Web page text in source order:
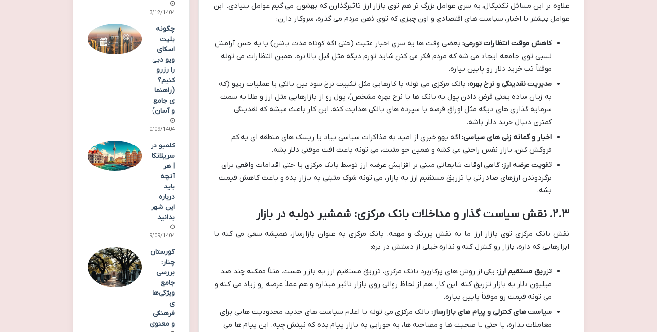
علاوه بر این مسائل تکنیکال، یه سری عوامل بزرگ تر هم توی بازار ارز تاثیرگذارن که بهشون می گیم عوامل بنیادی. این
عوامل بیشتر با اخبار، سیاست های اقتصادی و اون چیزی که توی ذهن مردم می گذره، سروکار دارن:
کاهش موقت انتظارات تورمی: بعضی وقت ها یه سری اخبار مثبت (حتی اگه کوتاه مدت باشن) یا یه حس آرامش
نسبی توی جامعه ایجاد می شه که مردم فکر می کنن شاید تورم دیگه مثل قبل بالا نره. همین انتظارات می تونه
موقتاً تب خرید دلار رو پایین بیاره.
مدیریت نقدینگی و نرخ بهره: بانک مرکزی می تونه با کارهایی مثل تثبیت نرخ سود بین بانکی یا عملیات ریپو (که
به زبان ساده یعنی قرض دادن پول به بانک ها با نرخ بهره مشخص)، پول رو از بازارهایی مثل ارز و طلا به سمت
سرمایه گذاری های دیگه مثل اوراق قرضه یا سپرده های بانکی هدایت کنه. این کار باعث میشه که نقدینگی
کمتری دنبال خرید دلار باشه.
اخبار و گمانه زنی های سیاسی: اگه یهو خبری از امید به مذاکرات سیاسی بیاد یا ریسک های منطقه ای یه کم
فروکش کنن، بازار نفس راحتی می کشه و همین جو مثبت، می تونه باعث افت موقتی دلار بشه.
تقویت عرضه ارز: گاهی اوقات شایعاتی مبنی بر افزایش عرضه ارز توسط بانک مرکزی یا حتی اقدامات واقعی برای
برگردوندن ارزهای صادراتی یا تزریق مستقیم ارز به بازار، می تونه شوک مثبتی به بازار بده و باعث کاهش قیمت
بشه.
۲.۳. نقش سیاست گذار و مداخلات بانک مرکزی: شمشیر دولبه در بازار
نقش بانک مرکزی توی بازار ارز ما یه نقش پررنگ و مهمه. بانک مرکزی به عنوان بازارساز، همیشه سعی می کنه با
ابزارهایی که داره، بازار رو کنترل کنه و نذاره خیلی از دستش در بره:
تزریق مستقیم ارز: یکی از روش های پرکاربرد بانک مرکزی، تزریق مستقیم ارز به بازار هست. مثلاً ممکنه چند صد
میلیون دلار به بازار تزریق کنه. این کار، هم از لحاظ روانی روی بازار تاثیر میذاره و هم عملاً عرضه رو زیاد می کنه و
می تونه قیمت رو موقتاً پایین بیاره.
سیاست های کنترلی و پیام های بازارساز: بانک مرکزی می تونه با اعلام سیاست های جدید، محدودیت هایی برای
معاملات بذاره، یا حتی با صحبت ها و مصاحبه ها، یه جورایی به بازار پیام بده که نیتش چیه. این پیام ها می
03/12/1404
چگونه
بلیت
اسکای
ویو دبی
را رزرو
کنیم؟
(راهنما
ی جامع
و آسان)
30/09/1404
کلمبو در
سریلانکا
| هر
آنچه
باید
درباره
این شهر
بدانید
29/09/1404
گورستان
چنار:
بررسی
جامع
ویژگی‌ها
ی
فرهنگی
و معنوی